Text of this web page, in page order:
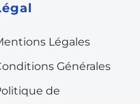
Légales
Générales
de